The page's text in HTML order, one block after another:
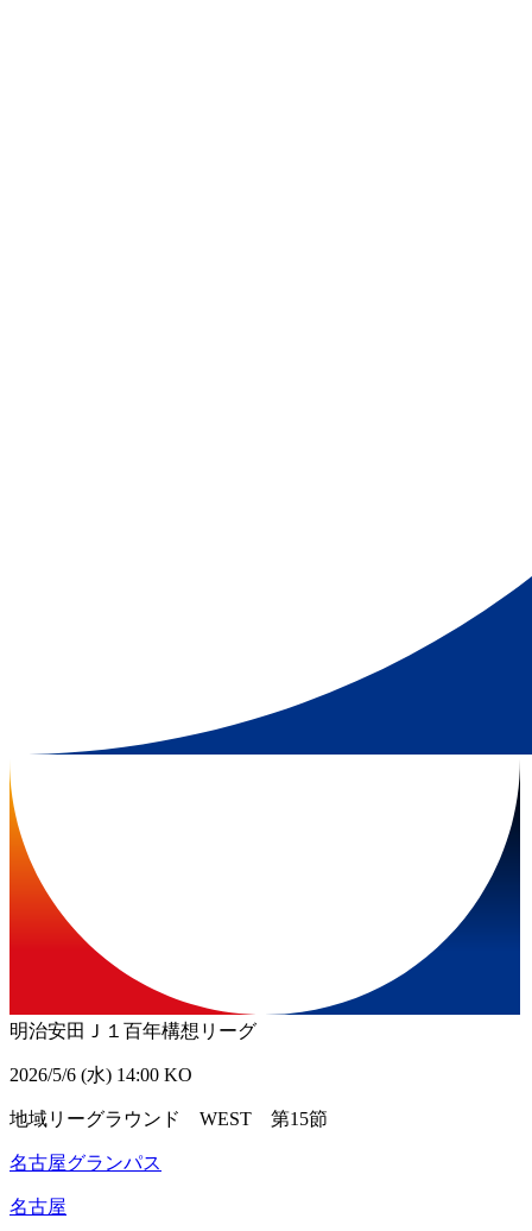
明治安田Ｊ１百年構想リーグ
2026/5/6 (水) 14:00 KO
地域リーグラウンド WEST 第15節
名古屋グランパス
名古屋